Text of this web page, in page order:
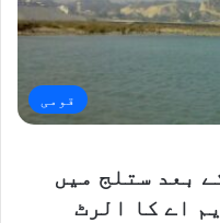
قومی
بعد ستلج میں
اے کا الرٹ